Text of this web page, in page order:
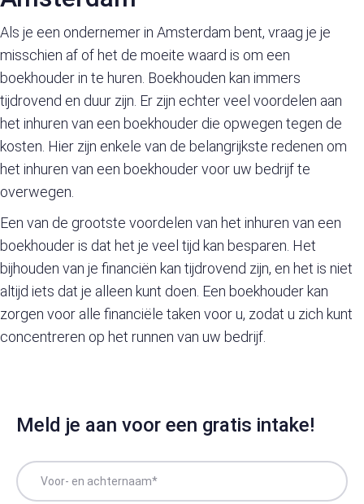
Als je een ondernemer in Amsterdam bent, vraag je je
misschien af of het de moeite waard is om een
boekhouder in te huren. Boekhouden kan immers
tijdrovend en duur zijn. Er zijn echter veel voordelen aan
het inhuren van een boekhouder die opwegen tegen de
kosten. Hier zijn enkele van de belangrijkste redenen om
het inhuren van een boekhouder voor uw bedrijf te
overwegen.
Een van de grootste voordelen van het inhuren van een
boekhouder is dat het je veel tijd kan besparen. Het
bijhouden van je financiën kan tijdrovend zijn, en het is niet
altijd iets dat je alleen kunt doen. Een boekhouder kan
zorgen voor alle financiële taken voor u, zodat u zich kunt
concentreren op het runnen van uw bedrijf.
Meld je aan voor een gratis intake!